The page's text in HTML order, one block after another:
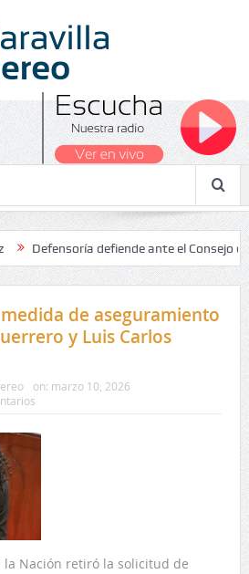
defiende ante el Consejo de
de aseguramiento
y Luis Carlos
on: marzo 10, 2026
la Nación retiró la solicitud de